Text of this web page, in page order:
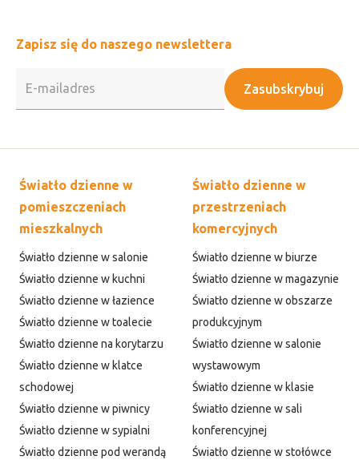
Zapisz się do naszego newslettera
Zasubskrybuj
Światło dzienne w
pomieszczeniach
mieszkalnych
Światło dzienne w salonie
Światło dzienne w kuchni
Światło dzienne w łazience
Światło dzienne w toalecie
Światło dzienne na korytarzu
Światło dzienne w klatce
schodowej
Światło dzienne w piwnicy
Światło dzienne w sypialni
Światło dzienne pod werandą
Światło dzienne w
przestrzeniach
komercyjnych
Światło dzienne w biurze
Światło dzienne w magazynie
Światło dzienne w obszarze
produkcyjnym
Światło dzienne w salonie
wystawowym
Światło dzienne w klasie
Światło dzienne w sali
konferencyjnej
Światło dzienne w stołówce